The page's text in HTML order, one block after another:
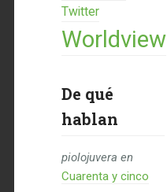
Twitter
Worldview
De qué
hablan
piolojuvera en
Cuarenta y cinco